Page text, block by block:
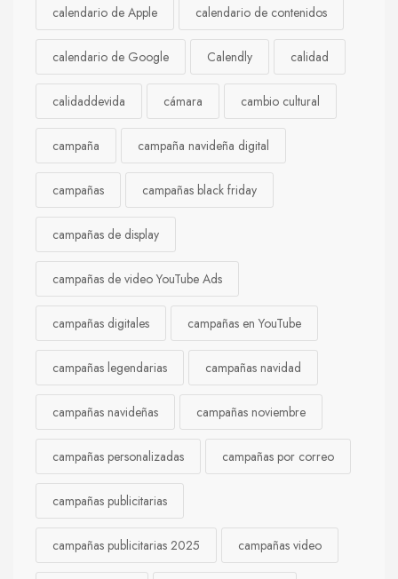
calendario de Apple calendario de contenidos
calendario de Google Calendly calidad
calidaddevida cámara cambio cultural
campaña campaña navideña digital
campañas campañas black friday
campañas de display
campañas de video YouTube Ads
campañas digitales campañas en YouTube
campañas legendarias campañas navidad
campañas navideñas campañas noviembre
campañas personalizadas campañas por correo
campañas publicitarias
campañas publicitarias 2025 campañas video